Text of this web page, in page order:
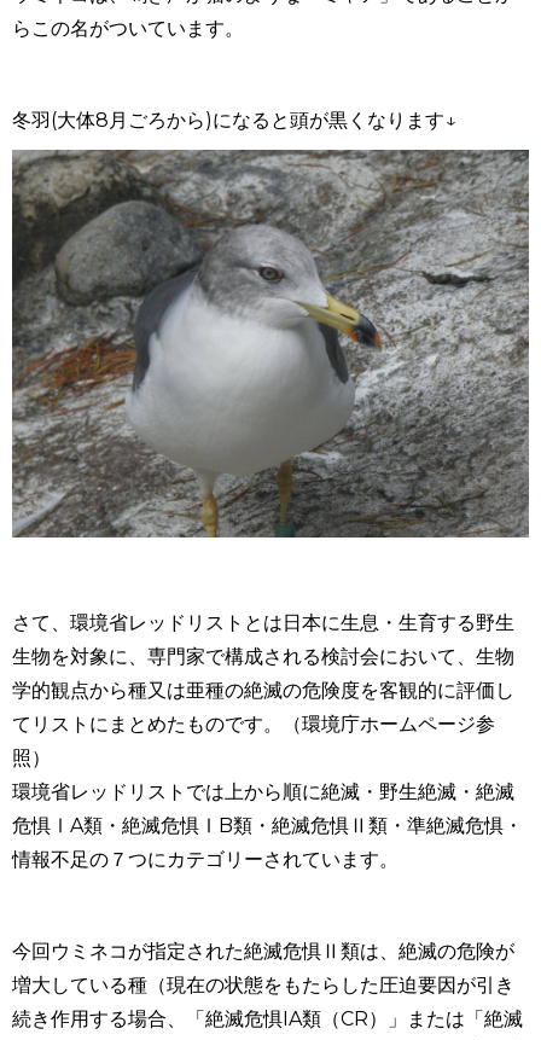
らこの名がついています。
冬羽 (大体8月ごろから)になると頭が黒くなります↓
さて、環境省レッドリストとは日本に生息・生育する野生
生物を対象に、専門家で構成される検討会において、生物
学的観点から種又は亜種の絶滅の危険度を客観的に評価し
てリストにまとめたものです。（環境庁ホームページ参
照）
環境省レッドリストでは上から順に絶滅・野生絶滅・絶滅
危惧Ⅰ A類・絶滅危惧Ⅰ B類・絶滅危惧Ⅱ類・準絶滅危惧・
情報不足の７つにカテゴリーされています。
今回ウミネコが指定された絶滅危惧Ⅱ類は、絶滅の危険が
増大している種（現在の状態をもたらした圧迫要因が引き
続き作用する場合、「絶滅危惧 IA類（CR）」または「絶滅